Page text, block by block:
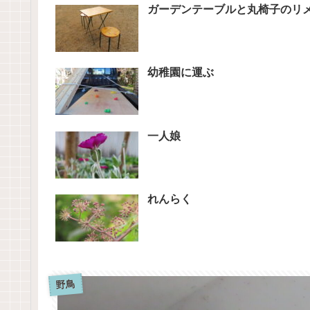
ガーデンテーブルと丸椅子のリ
幼稚園に運ぶ
一人娘
れんらく
野鳥